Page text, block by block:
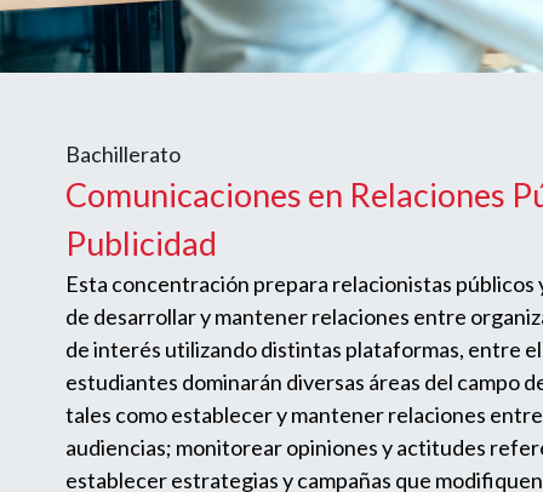
Bachillerato
Comunicaciones en Relaciones
Publicidad
Esta concentración prepara relacionistas públicos
de desarrollar y mantener relaciones entre
de interés utilizando distintas plataformas, entre
estudiantes dominarán diversas áreas del campo
tales como establecer y mantener relaciones
audiencias; monitorear opiniones y actitudes
establecer estrategias y campañas que